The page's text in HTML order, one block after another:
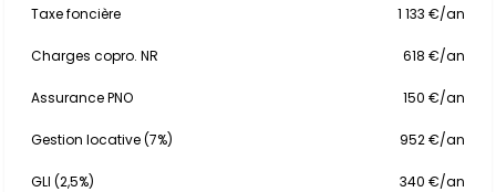
Taxe foncière 1 133 €/an
Charges copro. NR 618 €/an
Assurance PNO 150 €/an
Gestion locative (7%) 952 €/an
GLI (2,5%) 340 €/an